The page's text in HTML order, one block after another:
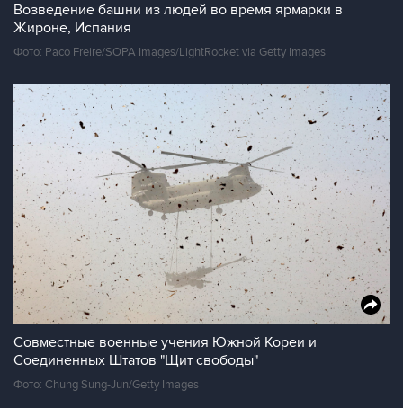
Возведение башни из людей во время ярмарки в
Жироне, Испания
Фото: Paco Freire/SOPA Images/LightRocket via Getty Images
Совместные военные учения Южной Кореи и
Соединенных Штатов "Щит свободы"
Фото: Chung Sung-Jun/Getty Images